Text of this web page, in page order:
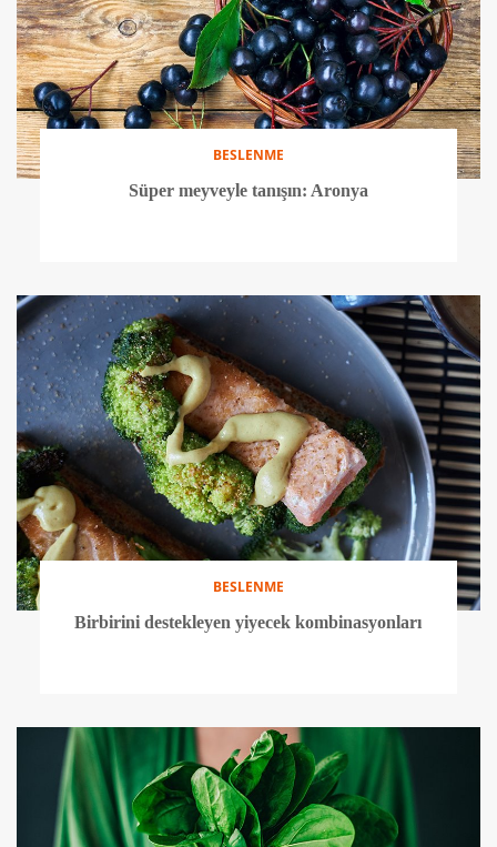
BESLENME
Süper meyveyle tanışın: Aronya
BESLENME
Birbirini destekleyen yiyecek kombinasyonları